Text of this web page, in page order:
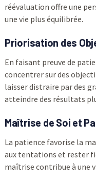
réévaluation offre une
une vie plus équilibrée.
Priorisation des
En faisant preuve de
concentrer sur des
laisser distraire par des
atteindre des résultats
Maîtrise de Soi et
La patience favorise la
aux tentations et rester
maîtrise contribue à une